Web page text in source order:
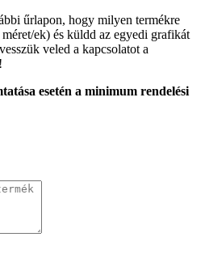
űrlapon, hogy milyen termékre
ek) és küldd az egyedi grafikát
veled a kapcsolatot a
esetén a minimum rendelési